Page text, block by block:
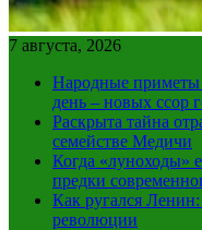
7 августа, 2026
Народные приметы
день – новых ссор
Раскрыта тайна
семействе Медичи
Когда «луноходы»
предки
Как ругался
революции